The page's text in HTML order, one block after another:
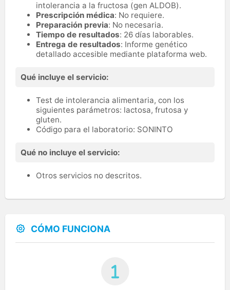
intolerancia a la fructosa (gen ALDOB).
Prescripción médica: No requiere.
Preparación previa: No necesaria.
Tiempo de resultados: 26 días laborables.
Entrega de resultados: Informe genético
detallado accesible mediante plataforma web.
Qué incluye el servicio:
Test de intolerancia alimentaria, con los
siguientes parámetros: lactosa, frutosa y
gluten.
Código para el laboratorio: SONINTO
Qué no incluye el servicio:
Otros servicios no descritos.
CÓMO FUNCIONA